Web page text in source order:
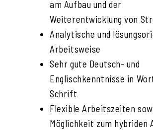
am Aufbau und der
Weiterentwicklung von
Analytische und
Arbeitsweise
Sehr gute Deutsch- und
Englischkenntnisse in
Schrift
Flexible Arbeitszeiten
Möglichkeit zum hybriden